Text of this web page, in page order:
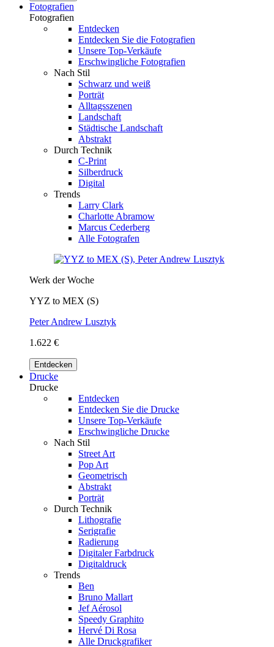
Fotografien
Fotografien
Entdecken
Entdecken Sie die Fotografien
Unsere Top-Verkäufe
Erschwingliche Fotografien
Nach Stil
Schwarz und weiß
Porträt
Alltagsszenen
Landschaft
Städtische Landschaft
Abstrakt
Durch Technik
C-Print
Silberdruck
Digital
Trends
Larry Clark
Charlotte Abramow
Marcus Cederberg
Alle Fotografen
Werk der Woche
YYZ to MEX (S)
Peter Andrew Lusztyk
1.622 €
Entdecken
Drucke
Drucke
Entdecken
Entdecken Sie die Drucke
Unsere Top-Verkäufe
Erschwingliche Drucke
Nach Stil
Street Art
Pop Art
Geometrisch
Abstrakt
Porträt
Durch Technik
Lithografie
Serigrafie
Radierung
Digitaler Farbdruck
Digitaldruck
Trends
Ben
Bruno Mallart
Jef Aérosol
Speedy Graphito
Hervé Di Rosa
Alle Druckgrafiker